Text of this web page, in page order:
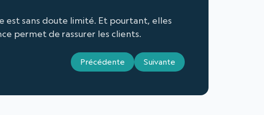
est sans doute limité. Et pourtant, elles
permet de rassurer les clients.
Précédente Suivante